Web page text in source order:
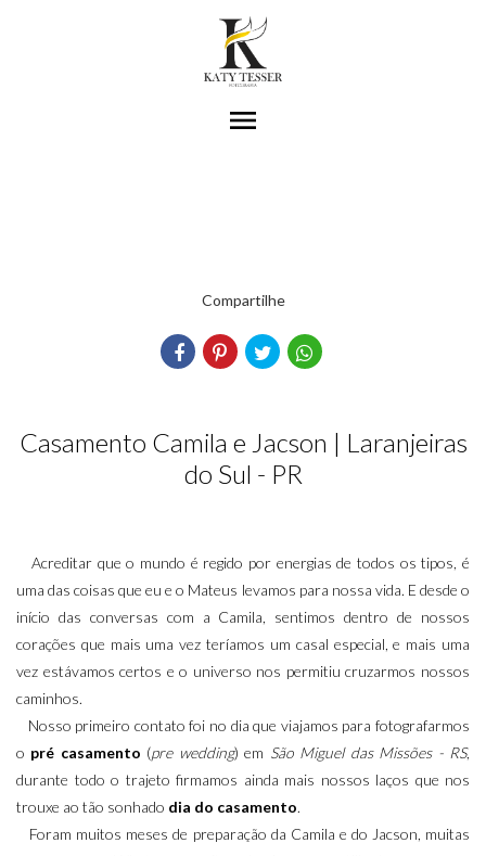
menu
Compartilhe
Casamento Camila e Jacson | Laranjeiras
do Sul - PR
Acreditar que o mundo é regido por energias de todos os tipos, é
uma das coisas que eu e o Mateus levamos para nossa vida. E desde o
início das conversas com a Camila, sentimos dentro de nossos
corações que mais uma vez teríamos um casal especial, e mais uma
vez estávamos certos e o universo nos permitiu cruzarmos nossos
caminhos.
Nosso primeiro contato foi no dia que viajamos para fotografarmos
o pré casamento (pre wedding) em São Miguel das Missões - RS,
durante todo o trajeto firmamos ainda mais nossos laços que nos
trouxe ao tão sonhado dia do casamento.
Foram muitos meses de preparação da Camila e do Jacson, muitas